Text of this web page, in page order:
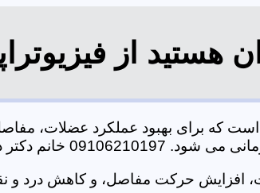
یک روش درمانی فیزیکی است که برای بهبود
خانم دکتر دمیرچی
بهبود قدرت عضلات، افزایش حرکت مفاصل، و کاهش درد